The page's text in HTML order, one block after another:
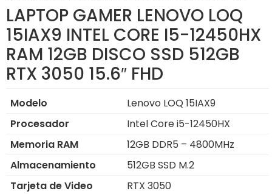
LAPTOP GAMER LENOVO LOQ
15IAX9 INTEL CORE I5-12450HX
RAM 12GB DISCO SSD 512GB
RTX 3050 15.6″ FHD
Modelo
Lenovo LOQ 15IAX9
Procesador
Intel Core i5-12450HX
Memoria RAM
12GB DDR5 – 4800MHz
Almacenamiento
512GB SSD M.2
Tarjeta de Video
RTX 3050